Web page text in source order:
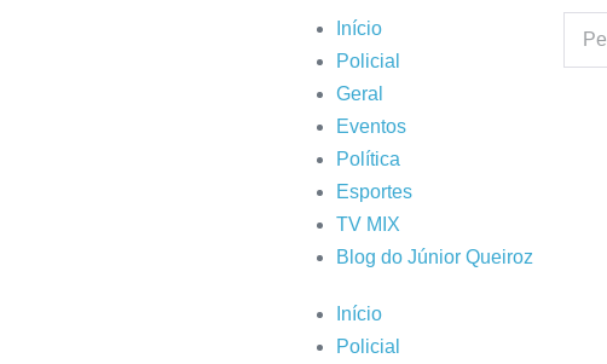
Início
Policial
Geral
Eventos
Política
Esportes
TV MIX
Blog do Júnior Queiroz
Início
Policial